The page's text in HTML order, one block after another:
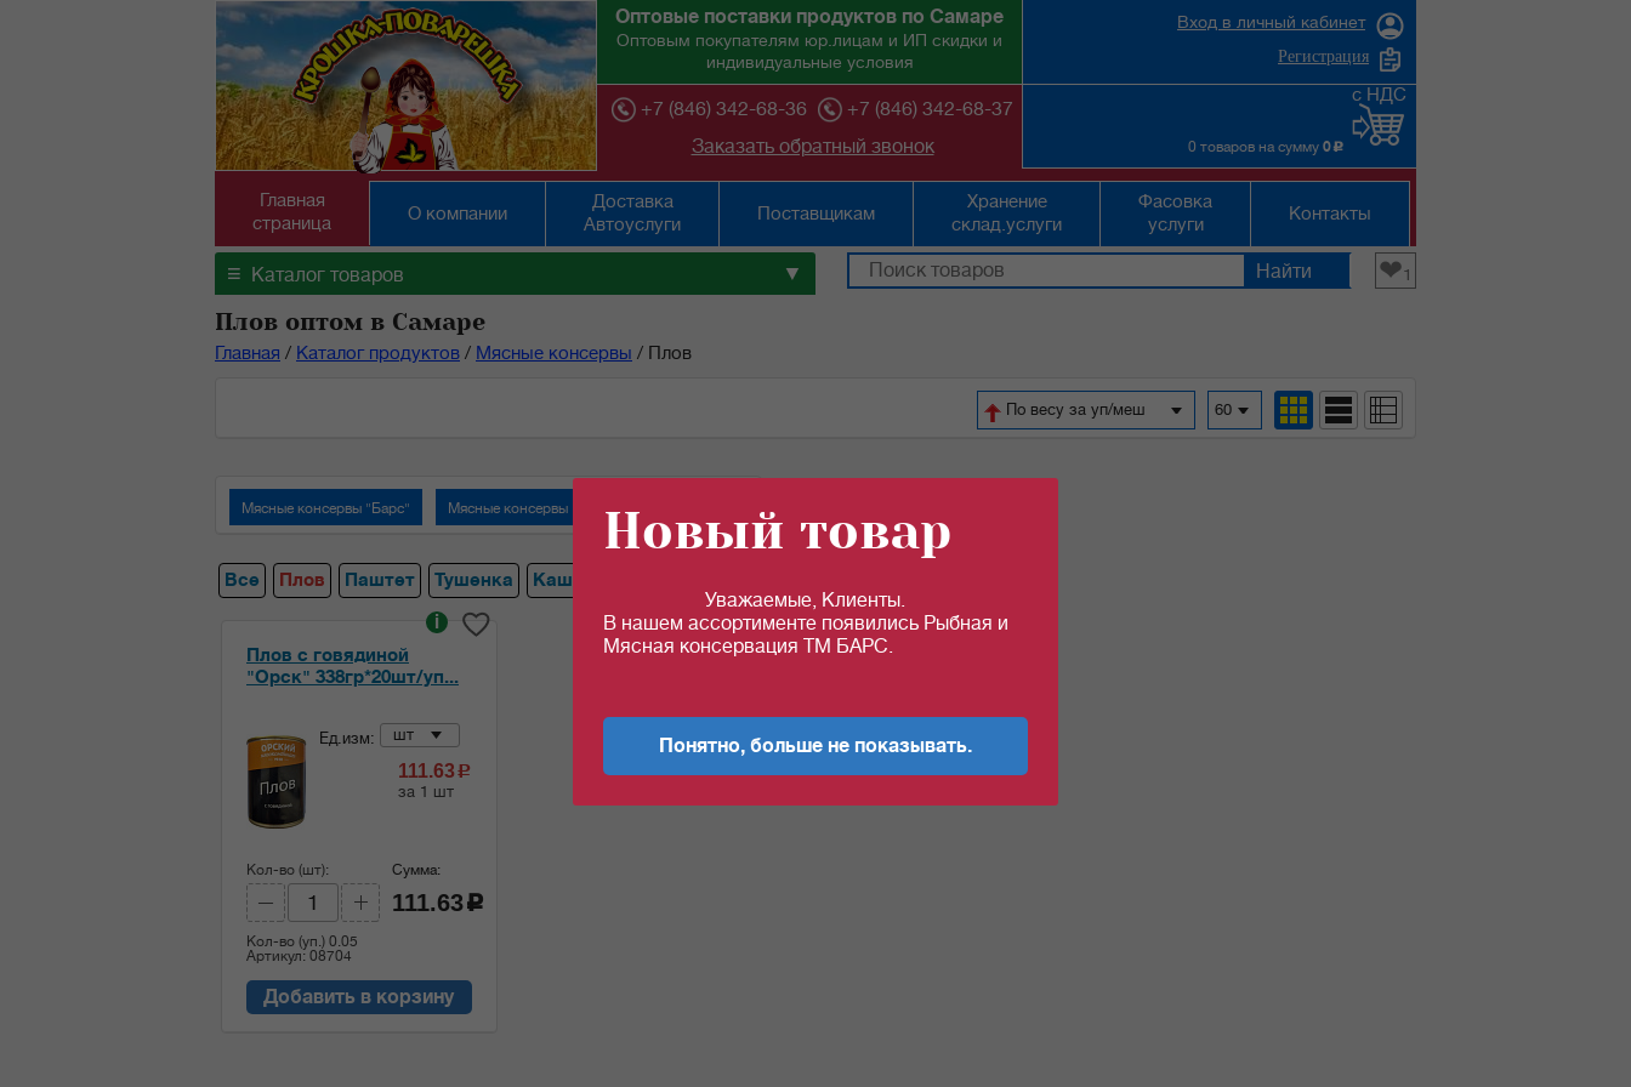
Оптовые поставки продуктов по Самаре
Оптовым покупателям юр.лицам и ИП скидки и
индивидуальные условия
+7 (846) 342-68-36
+7 (846) 342-68-37
Заказать обратный звонок
Вход в личный кабинет
Регистрация
0 товаров на сумму 0 c
с НДС
Главная
страница
О компании
Доставка
Автоуслуги
Поставщикам
Хранение
склад.услуги
Фасовка
услуги
Контакты
≡ Каталог товаров ▼ ❤1
Плов оптом в Самаре
Главная / Каталог продуктов / Мясные консервы / Плов
60
По весу за уп/меш
Мясные консервы "Барс" Мясные консервы "Орский мясокомбинат"
Все Плов Паштет Тушенка Каша
Плов с говядиной
"Орск" 338гр*20шт/уп...
i
Ед.изм: шт
111.63 c
за 1 шт
Кол-во (шт):
Кол-во (уп.) 0.05
Артикул: 08704
Сумма:
111.63 c
Добавить в корзину
Новый товар
Уважаемые, Клиенты.
В нашем ассортименте появились Рыбная и
Мясная консервация ТМ БАРС.
Понятно, больше не показывать.